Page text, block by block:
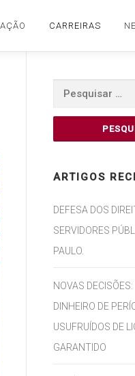
CARREIRAS
Pesquisar
ARTIGOS
DEFESA DOS
SERVIDORES
PAULO.
NOVAS
DINHEIRO DE
USUFRUÍDOS DE
GARANTIDO